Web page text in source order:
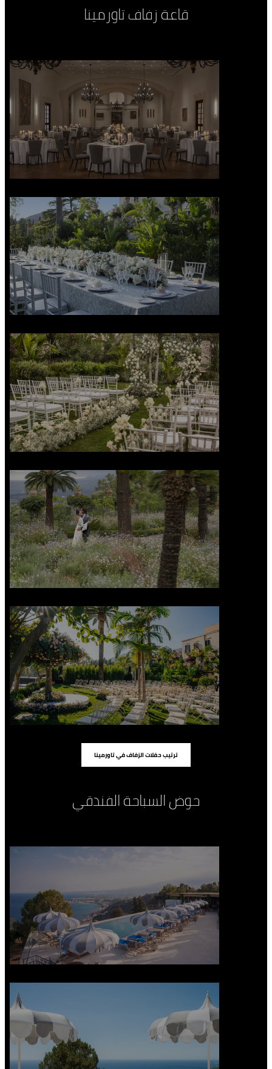
قاعة زفاف تاورمينا
ترتيب حفلات الزفاف في تاورمينا
حوض السباحة الفندقي